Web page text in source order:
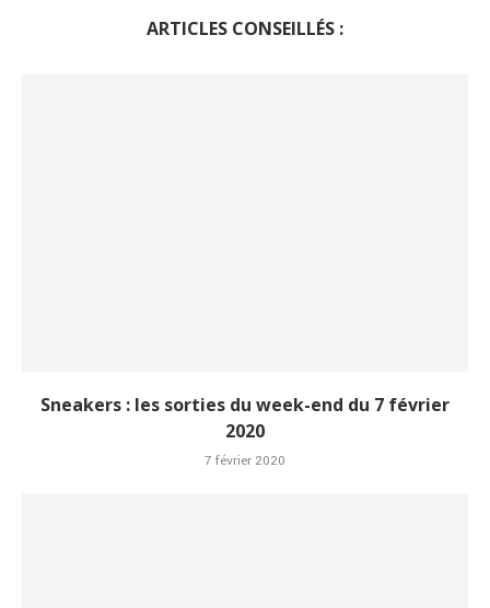
ARTICLES CONSEILLÉS :
Sneakers : les sorties du week-end du 7 février
2020
7 février 2020